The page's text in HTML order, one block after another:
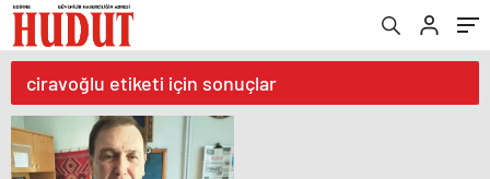
ciravoğlu etiketi için sonuçlar